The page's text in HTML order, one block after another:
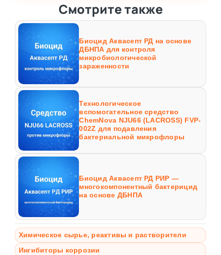
Смотрите также
Биоцид Аквасепт РД на основе
ДБНПА для контроля
микробиологической
зараженности
Технологическое
вспомогательное средство
ChemNova NJU66 (LACROSS) FVP-
002Z для подавления
бактериальной микрофлоры
Биоцид Аквасепт РД РИР —
многокомпонентный бактерицид
на основе ДБНПА
Химическое сырье, реактивы и растворители
Ингибиторы коррозии